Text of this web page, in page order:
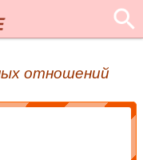
отношений